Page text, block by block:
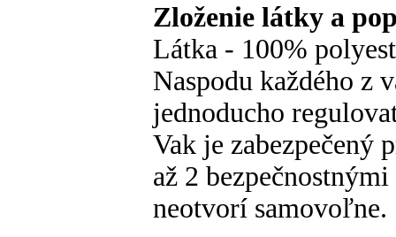
Zloženie látky a
Látka - 100%
Naspodu každého z
jednoducho
Vak je zabezpečený
až 2
neotvorí samovoľne.